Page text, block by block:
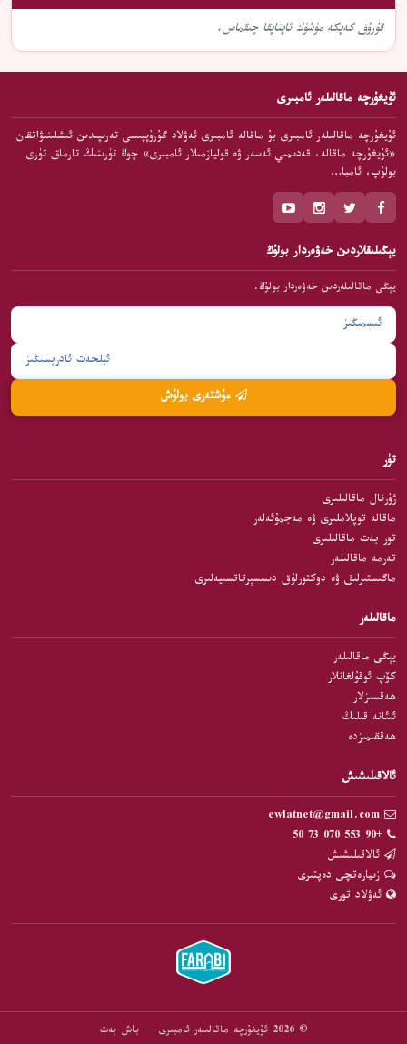
قۇرۇق گەپكە مۈشۈك ئاپتاپقا چىقماس.
ئۇيغۇرچە ماقالىلەر ئامبىرى
ئۇيغۇرچە ماقالىلەر ئامبىرى بۇ ماقالە ئامبىرى ئەۋلاد گۇرۇپپىسى تەرىپىدىن ئىشلىنىۋاتقان
«ئۇيغۇرچە ماقالە، قەدىمىي ئەسەر ۋە قوليازمىلار ئامبىرى» چوڭ تۈرىنىڭ تارماق تۈرى
بولۇپ، ئامبا…
يېڭىلىقلاردىن خەۋەردار بولۇڭ
يېڭى ماقالىلەردىن خەۋەردار بولۇڭ.
تۈر
ژۇرنال ماقالىلىرى
ماقالە توپلاملىرى ۋە مەجمۇئەلەر
تور بەت ماقالىلىرى
تەرمە ماقالىلەر
ماگىستىرلىق ۋە دوكتورلۇق دىسسېرتاتسىيەلىرى
ماقالىلەر
يېڭى ماقالىلەر
كۆپ ئوقۇلغانلار
ھەقسىزلار
ئىئانە قىلىڭ
ھەققىمىزدە
ئالاقىلىشىش
+90 553 070 73 50
ئالاقىلىشىش
زىيارەتچى دەپتىرى
ئەۋلاد تورى
© 2026 ئۇيغۇرچە ماقالىلەر ئامبىرى — باش بەت